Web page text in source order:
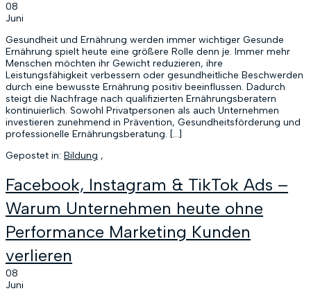
08
Juni
Gesundheit und Ernährung werden immer wichtiger Gesunde
Ernährung spielt heute eine größere Rolle denn je. Immer mehr
Menschen möchten ihr Gewicht reduzieren, ihre
Leistungsfähigkeit verbessern oder gesundheitliche Beschwerden
durch eine bewusste Ernährung positiv beeinflussen. Dadurch
steigt die Nachfrage nach qualifizierten Ernährungsberatern
kontinuierlich. Sowohl Privatpersonen als auch Unternehmen
investieren zunehmend in Prävention, Gesundheitsförderung und
professionelle Ernährungsberatung. […]
Gepostet in: Bildung ,
Facebook, Instagram & TikTok Ads –
Warum Unternehmen heute ohne
Performance Marketing Kunden
verlieren
08
Juni